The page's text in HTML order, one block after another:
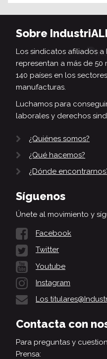
Sobre
Los sindicatos afiliados a
representan a más de
140 países en los
manufacturas.
Luchamos para
laborales y derechos
¿Quiénes somos?
¿Qué hacemos?
¿Dónde
Síguenos
Únete al movimiento y
Facebook
Twitter
Youtube
Instagram
Los
Contacta con
Para preguntas y
Prensa: